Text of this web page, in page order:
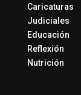
Caricaturas
Judiciales
Educación
Reflexión
Nutrición